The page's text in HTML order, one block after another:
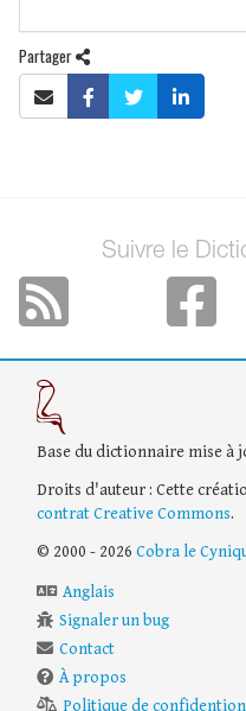
Partager
Suivre le
Base du dictionnaire mise à
Droits d'auteur : Cette
contrat Creative Commons.
© 2000 - 2026 Cobra le
Anglais
Signaler un bug
Contact
À propos
Politique de